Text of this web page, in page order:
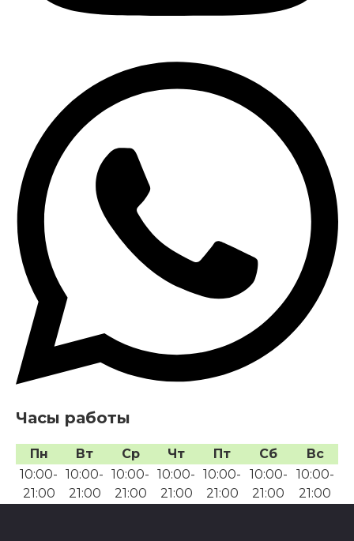
Часы работы
Пн Вт Ср Чт Пт Сб
Вс
10:00-
21:00
10:00-
21:00
10:00-
21:00
10:00-
21:00
10:00-
21:00
10:00-
21:00
10:00-
21:00